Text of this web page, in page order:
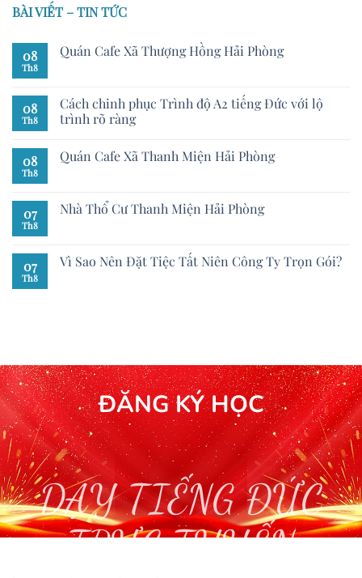
BÀI VIẾT – TIN TỨC
08
Th8
Quán Cafe Xã Thượng Hồng Hải Phòng
08
Th8
Cách chinh phục Trình độ A2 tiếng Đức với lộ
trình rõ ràng
08
Th8
Quán Cafe Xã Thanh Miện Hải Phòng
07
Th8
Nhà Thổ Cư Thanh Miện Hải Phòng
07
Th8
Vì Sao Nên Đặt Tiệc Tất Niên Công Ty Trọn Gói?
ĐĂNG KÝ HỌC
DẠY TIẾNG ĐỨC
TRỰC TUYẾN